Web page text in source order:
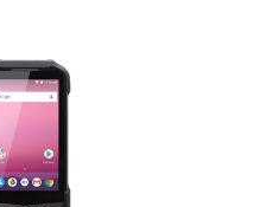
จ
นงาน